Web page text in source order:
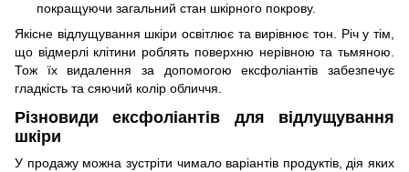
покращуючи загальний стан шкірного покрову.
Якісне відлущування шкіри освітлює та вирівнює тон. Річ у тім,
що відмерлі клітини роблять поверхню нерівною та тьмяною.
Тож їх видалення за допомогою ексфоліантів забезпечує
гладкість та сяючий колір обличчя.
Різновиди ексфоліантів для відлущування
шкіри
У продажу можна зустріти чимало варіантів продуктів, дія яких